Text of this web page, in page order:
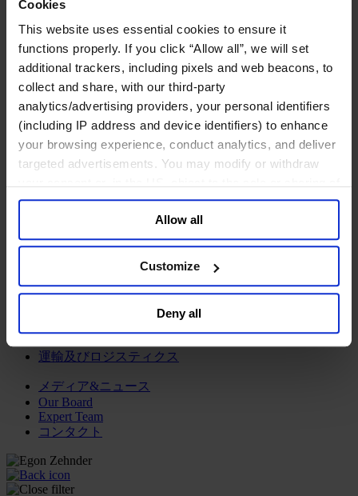
Cookies
This website uses essential cookies to ensure it
functions properly. If you click “Allow all”, we will set
additional trackers, including pixels and web beacons, to
collect and share, with our third-party
analytics/advertising providers, your personal identifiers
(including IP address and device identifiers) to enhance
your browsing experience, conduct analytics, and deliver
targeted advertisements. You may modify or withdraw
your data for targeted advertising, by clicking “Do Not
Sell or Share My Personal Information” in the footer of
the website. You must opt-out of each device and each
browser. For additional information and retention terms
general collection and use of personal information see
Allow all
Customize
Deny all
鉱業・金属
金融サービス
アセットマネジメント
ウェルスマネジメント
デジタル資産、暗号資産、Web3
プライベート・エクイティ
リスクマネジメント
保険
政府系投資ファンド
金融テクノロジー（フィンテック）
サービス
ビジネスサービス
プロフェッショナルサービス
ホスピタリティ、旅行・レジャー
運輸及びロジスティクス
メディア&ニュース
Our Board
Expert Team
コンタクト